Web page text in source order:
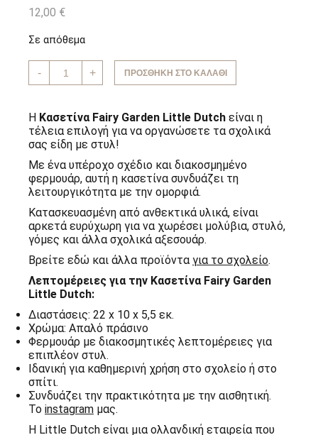
12,00 €
Σε απόθεμα
-
Κασετίνα
Fairy
Garden
Dutch
ποσότητα
+ ΠΡΟΣΘΉΚΗ ΣΤΟ ΚΑΛΆΘΙ
Η Κασετίνα Fairy Garden Little Dutch είναι η
τέλεια επιλογή για να οργανώσετε τα σχολικά
σας είδη με στυλ!
Με ένα υπέροχο σχέδιο και διακοσμημένο
φερμουάρ, αυτή η κασετίνα συνδυάζει τη
λειτουργικότητα με την ομορφιά.
Κατασκευασμένη από ανθεκτικά υλικά, είναι
αρκετά ευρύχωρη για να χωρέσει μολύβια, στυλό,
γόμες και άλλα σχολικά αξεσουάρ.
Βρείτε εδώ και άλλα προϊόνταγια το σχολείο.
Λεπτομέρειες για την Κασετίνα Fairy Garden
Little Dutch:
Διαστάσεις: 22 x 10 x 5,5 εκ.
Χρώμα: Απαλό πράσινο
Φερμουάρ με διακοσμητικές λεπτομέρειες για
επιπλέον στυλ.
Ιδανική για καθημερινή χρήση στο σχολείο ή στο
σπίτι.
Συνδυάζει την πρακτικότητα με την αισθητική.
Το instagram μας.
Η Little Dutch είναι μια ολλανδική εταιρεία που